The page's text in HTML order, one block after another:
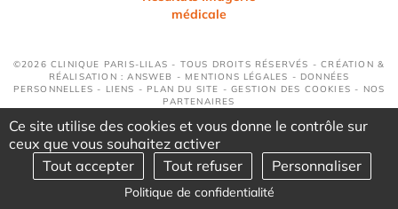
médicale
©2026 CLINIQUE PARIS-LILAS - TOUS DROITS RÉSERVÉS - CRÉATION &
RÉALISATION : ANSWEB - MENTIONS LÉGALES - DONNÉES
PERSONNELLES - LIENS - PLAN DU SITE -GESTION DES COOKIES - NOS
PARTENAIRES
Ce site utilise des cookies et vous donne le contrôle sur
ceux que vous souhaitez activer
Tout accepter
Tout refuser Personnaliser
Politique de confidentialité